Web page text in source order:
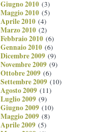
Giugno 2010 (3)
Maggio 2010 (5)
Aprile 2010 (4)
Marzo 2010 (2)
Febbraio 2010 (6)
Gennaio 2010 (6)
Dicembre 2009 (9)
Novembre 2009 (9)
Ottobre 2009 (6)
Settembre 2009 (10)
Agosto 2009 (11)
Luglio 2009 (9)
Giugno 2009 (10)
Maggio 2009 (8)
Aprile 2009 (5)